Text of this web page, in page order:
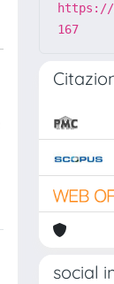
https://
167
social